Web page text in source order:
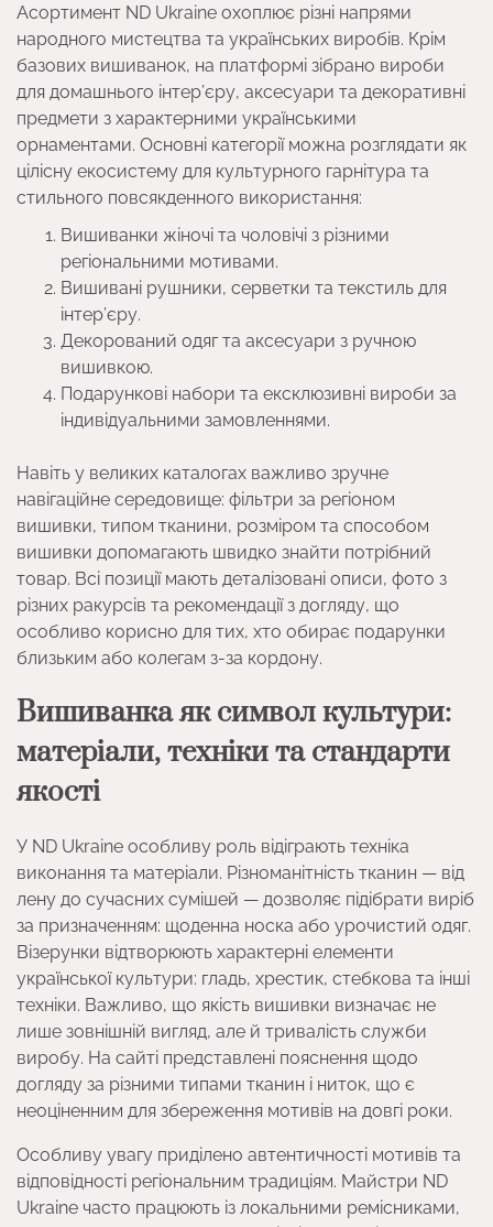
Асортимент ND Ukraine охоплює різні напрями
народного мистецтва та українських виробів. Крім
базових вишиванок, на платформі зібрано вироби
для домашнього інтер’єру, аксесуари та декоративні
предмети з характерними українськими
орнаментами. Основні категорії можна розглядати як
цілісну екосистему для культурного гарнітура та
стильного повсякденного використання:
Вишиванки жіночі та чоловічі з різними
регіональними мотивами.
Вишивані рушники, серветки та текстиль для
інтер’єру.
Декорований одяг та аксесуари з ручною
вишивкою.
Подарункові набори та ексклюзивні вироби за
індивідуальними замовленнями.
Навіть у великих каталогах важливо зручне
навігаційне середовище: фільтри за регіоном
вишивки, типом тканини, розміром та способом
вишивки допомагають швидко знайти потрібний
товар. Всі позиції мають деталізовані описи, фото з
різних ракурсів та рекомендації з догляду, що
особливо корисно для тих, хто обирає подарунки
близьким або колегам з-за кордону.
Вишиванка як символ культури:
матеріали, техніки та стандарти
якості
У ND Ukraine особливу роль відіграють техніка
виконання та матеріали. Різноманітність тканин — від
лену до сучасних сумішей — дозволяє підібрати виріб
за призначенням: щоденна носка або урочистий одяг.
Візерунки відтворюють характерні елементи
української культури: гладь, хрестик, стебкова та інші
техніки. Важливо, що якість вишивки визначає не
лише зовнішній вигляд, але й тривалість служби
виробу. На сайті представлені пояснення щодо
догляду за різними типами тканин і ниток, що є
неоціненним для збереження мотивів на довгі роки.
Особливу увагу приділено автентичності мотивів та
відповідності регіональним традиціям. Майстри ND
Ukraine часто працюють із локальними ремісниками,